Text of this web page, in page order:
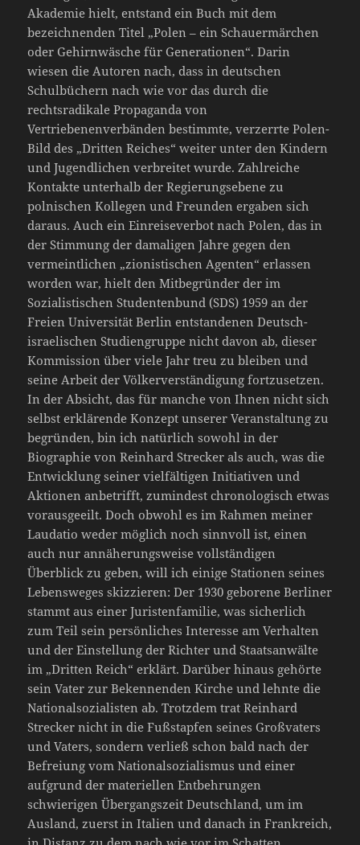
Akademie hielt, entstand ein Buch mit dem
bezeichnenden Titel „Polen – ein Schauermärchen
oder Gehirnwäsche für Generationen“. Darin
wiesen die Autoren nach, dass in deutschen
Schulbüchern nach wie vor das durch die
rechtsradikale Propaganda von
Vertriebenenverbänden bestimmte, verzerrte Polen-
Bild des „Dritten Reiches“ weiter unter den Kindern
und Jugendlichen verbreitet wurde. Zahlreiche
Kontakte unterhalb der Regierungsebene zu
polnischen Kollegen und Freunden ergaben sich
daraus. Auch ein Einreiseverbot nach Polen, das in
der Stimmung der damaligen Jahre gegen den
vermeintlichen „zionistischen Agenten“ erlassen
worden war, hielt den Mitbegründer der im
Sozialistischen Studentenbund (SDS) 1959 an der
Freien Universität Berlin entstandenen Deutsch-
israelischen Studiengruppe nicht davon ab, dieser
Kommission über viele Jahr treu zu bleiben und
seine Arbeit der Völkerverständigung fortzusetzen.
In der Absicht, das für manche von Ihnen nicht sich
selbst erklärende Konzept unserer Veranstaltung zu
begründen, bin ich natürlich sowohl in der
Biographie von Reinhard Strecker als auch, was die
Entwicklung seiner vielfältigen Initiativen und
Aktionen anbetrifft, zumindest chronologisch etwas
vorausgeeilt. Doch obwohl es im Rahmen meiner
Laudatio weder möglich noch sinnvoll ist, einen
auch nur annäherungsweise vollständigen
Überblick zu geben, will ich einige Stationen seines
Lebensweges skizzieren: Der 1930 geborene Berliner
stammt aus einer Juristenfamilie, was sicherlich
zum Teil sein persönliches Interesse am Verhalten
und der Einstellung der Richter und Staatsanwälte
im „Dritten Reich“ erklärt. Darüber hinaus gehörte
sein Vater zur Bekennenden Kirche und lehnte die
Nationalsozialisten ab. Trotzdem trat Reinhard
Strecker nicht in die Fußstapfen seines Großvaters
und Vaters, sondern verließ schon bald nach der
Befreiung vom Nationalsozialismus und einer
aufgrund der materiellen Entbehrungen
schwierigen Übergangszeit Deutschland, um im
Ausland, zuerst in Italien und danach in Frankreich,